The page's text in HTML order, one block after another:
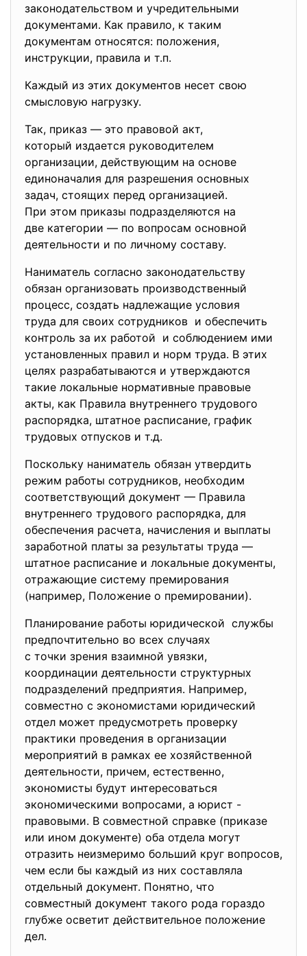
законодательством и учредительными
документами. Как правило, к таким
документам относятся: положения,
инструкции, правила и т.п.
Каждый из этих документов несет свою
смысловую нагрузку.
Так, приказ — это правовой акт,
который издается руководителем
организации, действующим на основе
единоначалия для разрешения основных
задач, стоящих перед организацией.
При этом приказы подразделяются на
две категории — по вопросам основной
деятельности и по личному составу.
Наниматель согласно законодательству
обязан организовать производственный
процесс, создать надлежащие условия
труда для своих сотрудников и обеспечить
контроль за их работой и соблюдением ими
установленных правил и норм труда. В этих
целях разрабатываются и утверждаются
такие локальные нормативные правовые
акты, как Правила внутреннего трудового
распорядка, штатное расписание, график
трудовых отпусков и т.д.
Поскольку наниматель обязан утвердить
режим работы сотрудников, необходим
соответствующий документ — Правила
внутреннего трудового распорядка, для
обеспечения расчета, начисления и выплаты
заработной платы за результаты труда —
штатное расписание и локальные документы,
отражающие систему премирования
(например, Положение о премировании).
Планирование работы юридической службы
предпочтительно во всех случаях
с точки зрения взаимной увязки,
координации деятельности структурных
подразделений предприятия. Например,
совместно с экономистами юридический
отдел может предусмотреть проверку
практики проведения в организации
мероприятий в рамках ее хозяйственной
деятельности, причем, естественно,
экономисты будут интересоваться
экономическими вопросами, а юрист -
правовыми. В совместной справке (приказе
или ином документе) оба отдела могут
отразить неизмеримо больший круг вопросов,
чем если бы каждый из них составляла
отдельный документ. Понятно, что
совместный документ такого рода гораздо
глубже осветит действительное положение
дел.